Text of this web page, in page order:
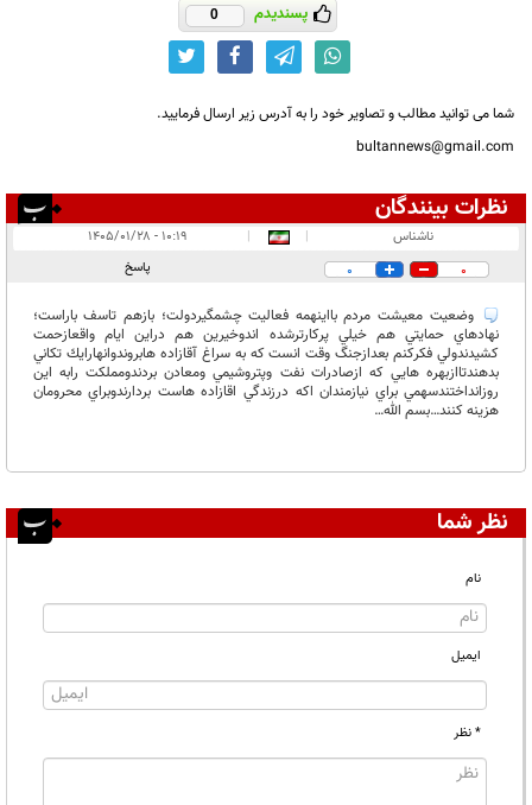
پسندیدم 0
شما می توانید مطالب و تصاویر خود را به آدرس زیر ارسال فرمایید.
bultannews@gmail.com
نظرات بینندگان
در انتظار بررسی:
ناشناس |
|
۱۰:۱۹ - ۱۴۰۵/۰۱/۲۸
0
0 پاسخ
وضعيت معيشت مردم بااينهمه فعاليت چشمگيردولت؛ بازهم تاسف باراست؛
نهادهاي حمايتي هم خيلي پركارترشده اندوخيرين هم دراين ايام واقعازحمت
كشيدندولي فكركنم بعدازجنگ وقت انست كه به سراغ آقازاده هابروندوانهارايك تكاني
بدهندتاازبهره هايي كه ازصادرات نفت وپتروشيمي ومعادن بردندومملكت رابه اين
روزانداختندسهمي براي نيازمندان اكه درزندگي اقازاده هاست بردارندوبراي محرومان
هزينه كنند…بسم الله…
نظر شما
نام
ایمیل
* نظر